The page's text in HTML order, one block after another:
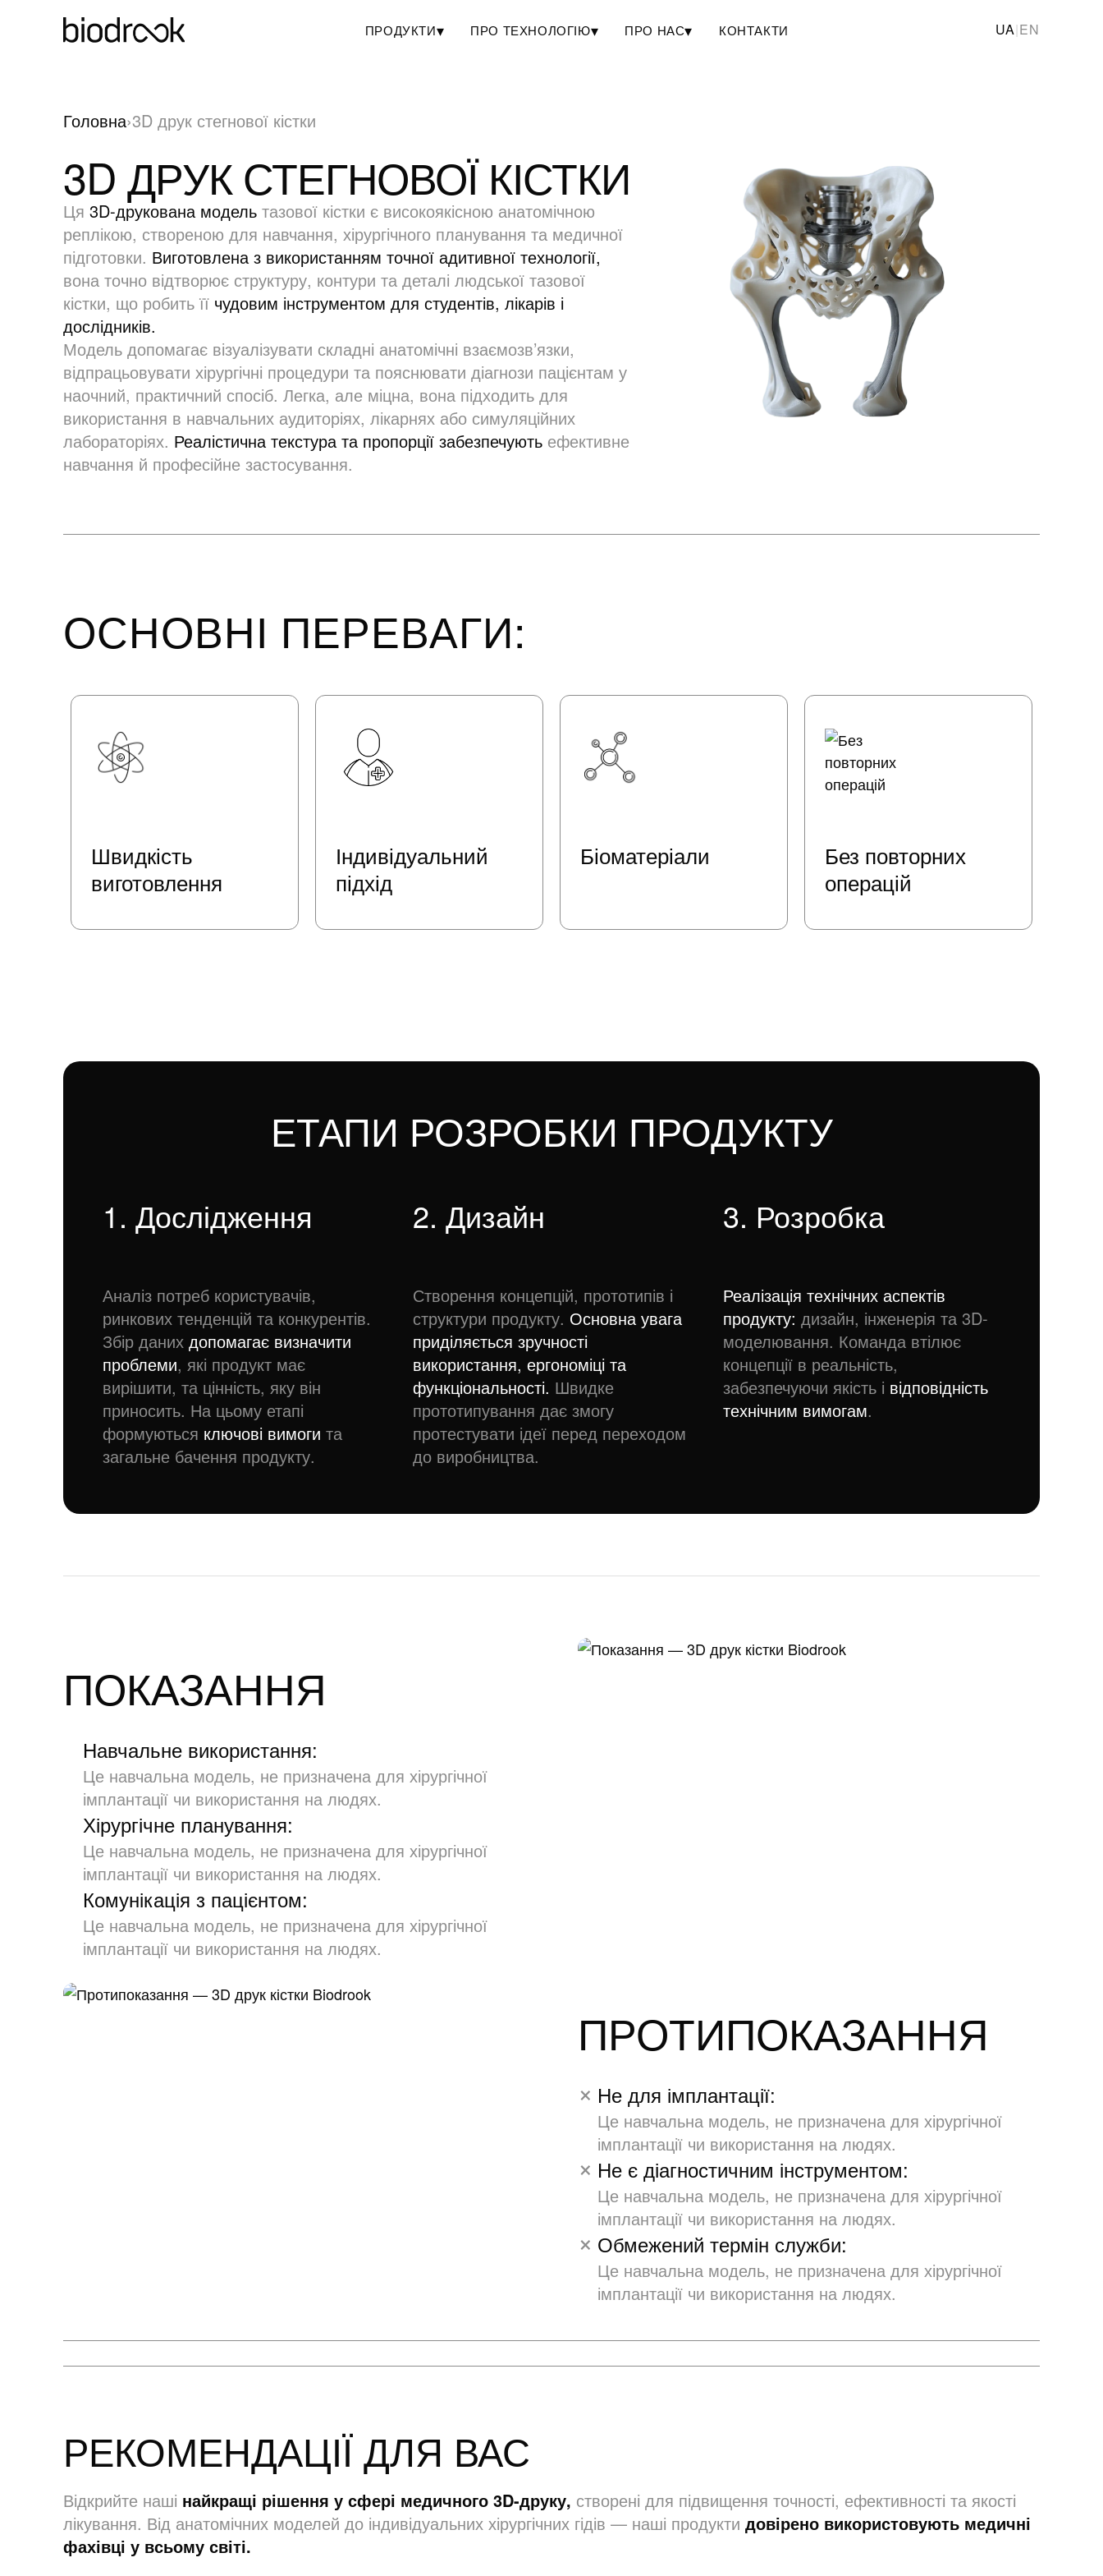
ПРОДУКТИ▾ ПРО ТЕХНОЛОГІЮ▾ ПРО НАС▾ КОНТАКТИ UA|EN
Головна›3D друк стегнової кістки
3D ДРУК СТЕГНОВОЇ КІСТКИ
Ця 3D-друкована модель тазової кістки є високоякісною анатомічною
реплікою, створеною для навчання, хірургічного планування та медичної
підготовки. Виготовлена з використанням точної адитивної технології,
вона точно відтворює структуру, контури та деталі людської тазової
кістки, що робить її чудовим інструментом для студентів, лікарів і
дослідників.
Модель допомагає візуалізувати складні анатомічні взаємозв’язки,
відпрацьовувати хірургічні процедури та пояснювати діагнози пацієнтам у
наочний, практичний спосіб. Легка, але міцна, вона підходить для
використання в навчальних аудиторіях, лікарнях або симуляційних
лабораторіях. Реалістична текстура та пропорції забезпечують ефективне
навчання й професійне застосування.
ОСНОВНІ ПЕРЕВАГИ:
Швидкість
виготовлення
Індивідуальний
підхід
Біоматеріали
Без повторних
операцій
ЕТАПИ РОЗРОБКИ ПРОДУКТУ
1. Дослідження
Аналіз потреб користувачів,
ринкових тенденцій та конкурентів.
Збір даних допомагає визначити
проблеми, які продукт має
вирішити, та цінність, яку він
приносить. На цьому етапі
формуються ключові вимоги та
загальне бачення продукту.
2. Дизайн
Створення концепцій, прототипів і
структури продукту. Основна увага
приділяється зручності
використання, ергономіці та
функціональності. Швидке
прототипування дає змогу
протестувати ідеї перед переходом
до виробництва.
3. Розробка
Реалізація технічних аспектів
продукту: дизайн, інженерія та 3D-
моделювання. Команда втілює
концепції в реальність,
забезпечуючи якість і відповідність
технічним вимогам.
ПОКАЗАННЯ
Навчальне використання:
Це навчальна модель, не призначена для хірургічної
імплантації чи використання на людях.
Хірургічне планування:
Це навчальна модель, не призначена для хірургічної
імплантації чи використання на людях.
Комунікація з пацієнтом:
Це навчальна модель, не призначена для хірургічної
імплантації чи використання на людях.
ПРОТИПОКАЗАННЯ
Не для імплантації:
Це навчальна модель, не призначена для хірургічної
імплантації чи використання на людях.
Не є діагностичним інструментом:
Це навчальна модель, не призначена для хірургічної
імплантації чи використання на людях.
Обмежений термін служби:
Це навчальна модель, не призначена для хірургічної
імплантації чи використання на людях.
РЕКОМЕНДАЦІЇ ДЛЯ ВАС
Відкрийте наші найкращі рішення у сфері медичного 3D-друку, створені для підвищення точності, ефективності та якості
лікування. Від анатомічних моделей до індивідуальних хірургічних гідів — наші продукти довірено використовують медичні
фахівці у всьому світі.